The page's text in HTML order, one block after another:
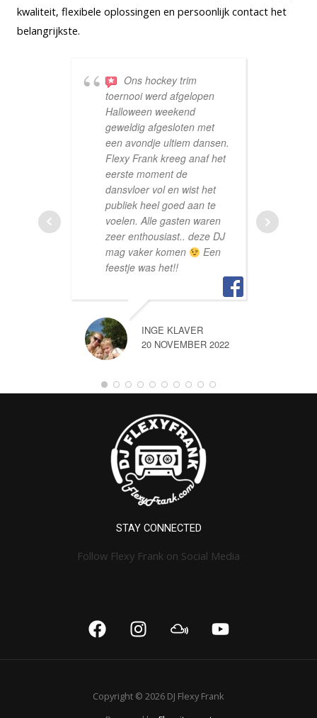
kwaliteit, flexibele oplossingen en persoonlijk contact het
belangrijkste.
Ons hockey trim
toernooi werd afgelopen
Halloween weekend
geweldig afgesloten met
een avondje ultiem dansen.
Flexy Frank kreeg anaf het
eerste moment de
dansvloer vol en wist het
publiek heel goed aan te
voelen. Alle gasten waren
zeer enthousiast.. deze DJ
mag vaker komen
Een
feestje was het!!
INGE KLAVER
20 NOVEMBER 2022
25
STAY CONNECTED
Follow Flexy Frank on Social Media
Copyright © 2026 DJ Flexy Frank